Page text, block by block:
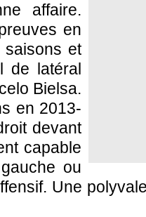
affaire.
en
saisons et
de latéral
Bielsa.
en 2013-
devant
capable
ou
Une